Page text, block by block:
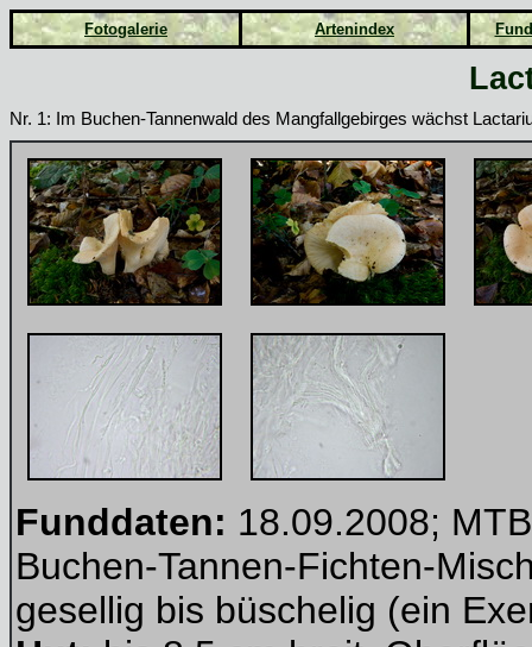
Fotogalerie Artenindex
Nr. 1: Im Buchen-Tannenwald des Mangfallgebirges wächst
Funddaten: 18.09.2008;
Buchen-Tannen-Fichten-
gesellig bis büschelig (ein